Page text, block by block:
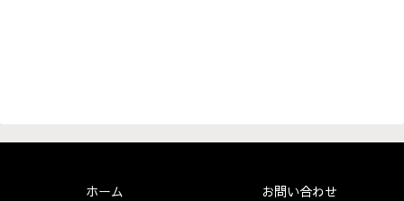
ホーム
お問い合わせ